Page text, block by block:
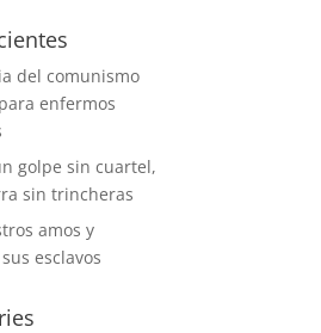
del comunismo
enfermos
golpe sin cuartel,
sin trincheras
amos y
esclavos